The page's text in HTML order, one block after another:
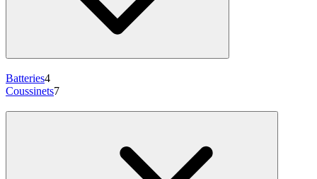
Batteries4
Coussinets7